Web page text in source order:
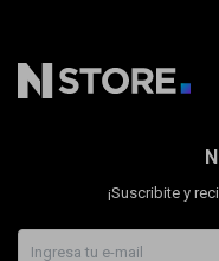
¡Suscribite y